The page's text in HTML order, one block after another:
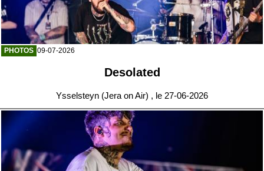
PHOTOS 09-07-2026
Desolated
Ysselsteyn (Jera on Air) , le 27-06-2026